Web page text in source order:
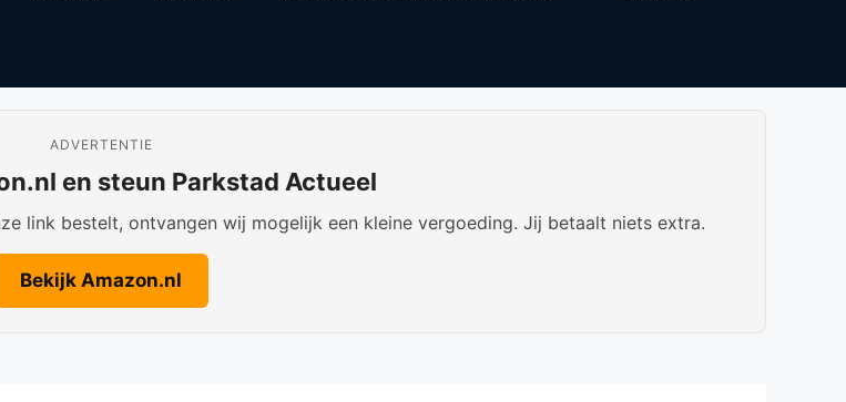
ADVERTENTIE
en steun Parkstad Actueel
link bestelt, ontvangen wij mogelijk een kleine vergoeding. Jij betaalt niets extra.
Bekijk Amazon.nl